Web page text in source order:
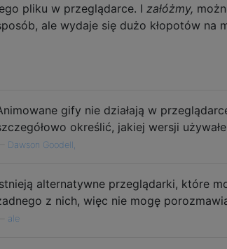
pliku w przeglądarce. I załóżmy,
ale wydaje się dużo kłopotów na
gify nie działają w
określić, jakiej wersji
Dawson Goodell,
alternatywne przeglądarki, które
z nich, więc nie mogę
ale